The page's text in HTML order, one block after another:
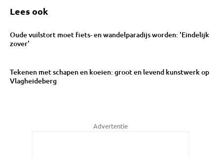
Lees ook
Oude vuilstort moet fiets- en wandelparadijs worden: 'Eindelijk
zover'
Tekenen met schapen en koeien: groot en levend kunstwerk op
Vlagheideberg
Advertentie